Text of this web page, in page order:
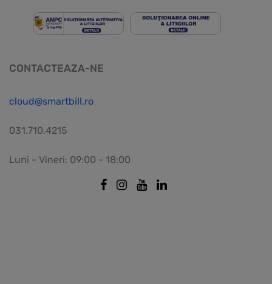
CONTACTEAZA-NE
cloud@smartbill.ro
031.710.4215
Luni - Vineri: 09:00 - 18:00